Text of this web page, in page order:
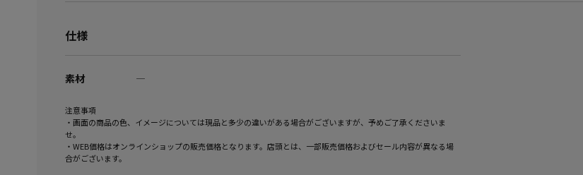
仕様
素材 ―
注意事項
・画面の商品の色、イメージについては現品と多少の違いがある場合がございますが、予めご了承くださいま
せ。
・WEB価格はオンラインショップの販売価格となります。店頭とは、一部販売価格およびセール内容が異なる場
合がございます。